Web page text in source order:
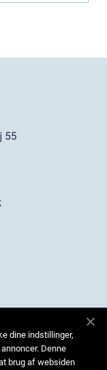
dine indstillinger,
Denne
brug af websiden